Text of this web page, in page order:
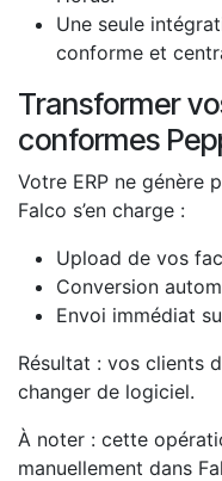
Une seule
conforme et
Transformer
conformes
Votre ERP ne génère
Falco s’en charge :
Upload de vos
Conversion
Envoi immédiat
Résultat : vos clients
changer de logiciel.
À noter : cette
manuellement dans